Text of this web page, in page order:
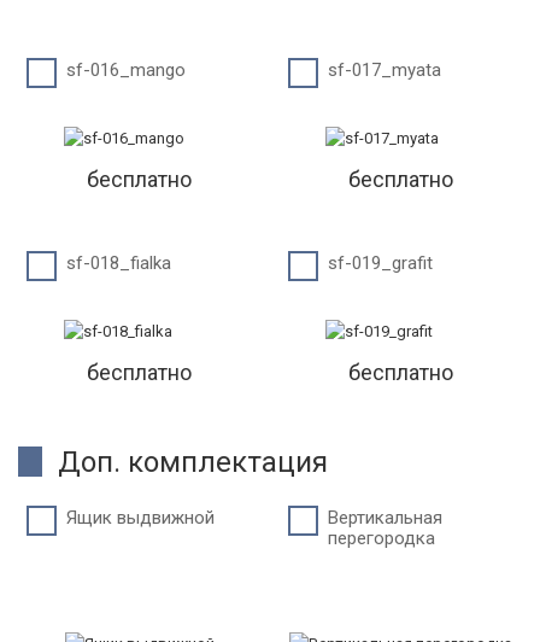
sf-016_mango
бесплатно
sf-017_myata
бесплатно
sf-018_fialka
бесплатно
sf-019_grafit
бесплатно
Доп. комплектация
Ящик выдвижной
Вертикальная
перегородка